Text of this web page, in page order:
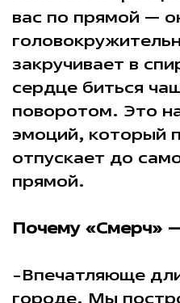
вас по прямой —
закручивает в
сердце биться
поворотом. Это
эмоций, который
отпускает до
прямой.
Почему «Смерч»
-Впечатляюще
городе. Мы